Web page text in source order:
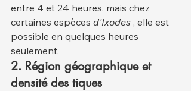
entre 4 et 24 heures, mais chez
certaines espèces d'Ixodes , elle est
possible en quelques heures
seulement.
2. Région géographique et
densité des tiques